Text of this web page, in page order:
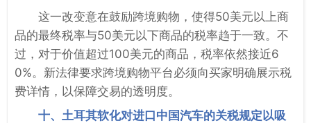
这一改变意在鼓励跨境购物，使得50美元以上商
品的最终税率与50美元以下商品的税率趋于一致。不
过，对于价值超过100美元的商品，税率依然接近6
0%。新法律要求跨境购物平台必须向买家明确展示税
费详情，以保障交易的透明度。
十、土耳其软化对进口中国汽车的关税规定以吸